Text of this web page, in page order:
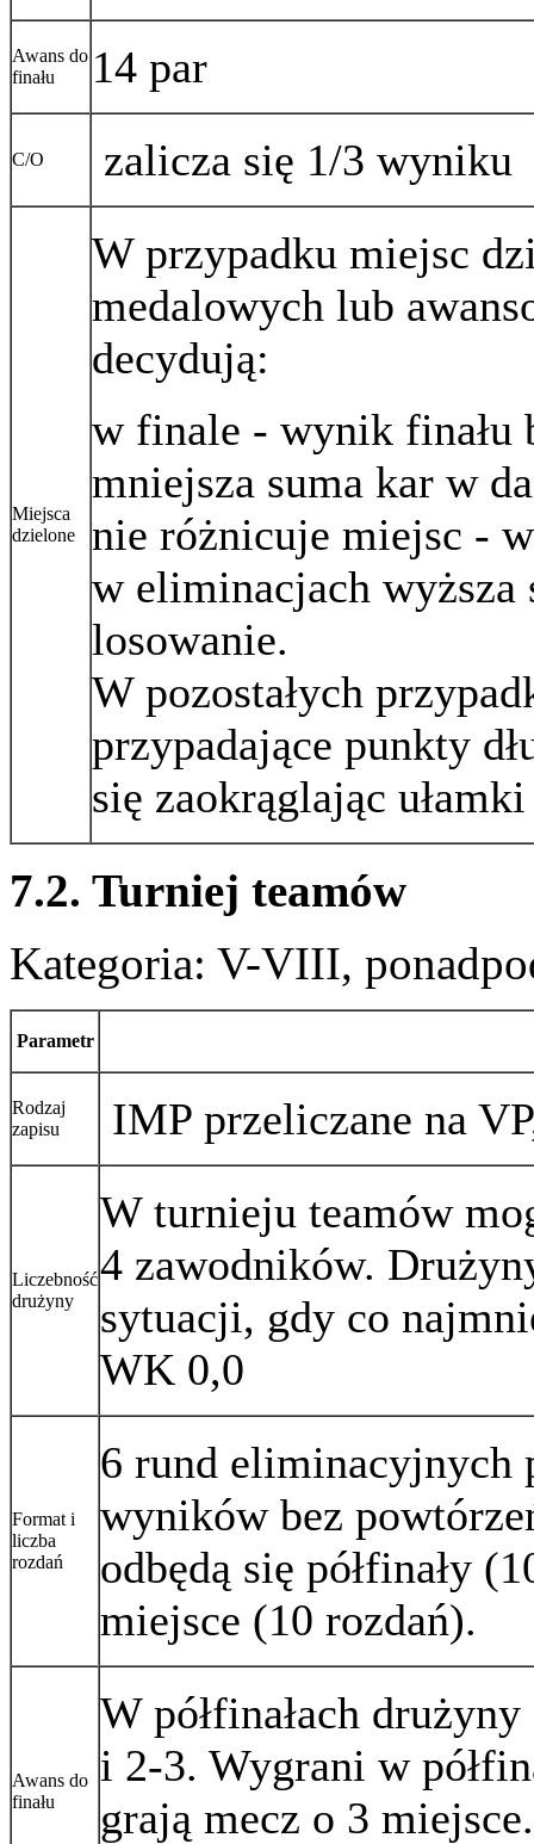
Awans do
finału
14 par
C/O zalicza się 1/3 wyniku
Miejsca
dzielone
W przypadku miejsc
medalowych lub
decydują:
w finale - wynik finału
mniejsza suma kar w
nie różnicuje miejsc -
w eliminacjach
losowanie.
W pozostałych
przypadające punkty
się zaokrąglając
7.2. Turniej teamów
Kategoria: V-VIII,
Parametr
Rodzaj
zapisu
IMP przeliczane na
Liczebność
drużyny
W turnieju teamów
4 zawodników.
sytuacji, gdy co
WK 0,0
Format i
liczba
rozdań
6 rund eliminacyjnych
wyników bez
odbędą się półfinały
miejsce (10 rozdań).
Awans do
finału
W półfinałach
i 2-3. Wygrani w
grają mecz o 3